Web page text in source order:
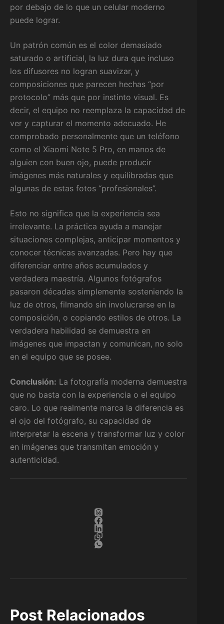
por debajo de lo que un celular moderno
puede lograr.
Un patrón común es el color demasiado
saturado o artificial, la luz dura que incluso
los difusores no logran suavizar, y
composiciones que parecen hechas “por
protocolo” más que por instinto visual. Es
decir, el equipo no reemplaza la capacidad de
ver y capturar el momento adecuado. He
comprobado personalmente que un teléfono
como el Xiaomi Note 5 Pro, en manos de
alguien con buen ojo, puede producir
imágenes más naturales y equilibradas que
algunas de estas fotos “profesionales”.
Esto no significa que la experiencia sea
irrelevante. La práctica ayuda a manejar
situaciones complejas, anticipar momentos y
conocer técnicas avanzadas. Pero hay que
diferenciar entre años acumulados y
verdadera maestría. Algunos fotógrafos
pasaron décadas simplemente sosteniendo la
luz de otros, filmando sin involucrarse en la
composición, o copiando estilos de otros. La
verdadera habilidad se demuestra en
imágenes que impactan y comunican, no solo
en el equipo que se posee.
Conclusión: La fotografía moderna demuestra
que no basta con la experiencia o el equipo
caro. Lo que realmente marca la diferencia es
el ojo del fotógrafo, su capacidad de
interpretar la escena y transformar luz y color
en imágenes que transmitan emoción y
autenticidad.
Post Relacionados